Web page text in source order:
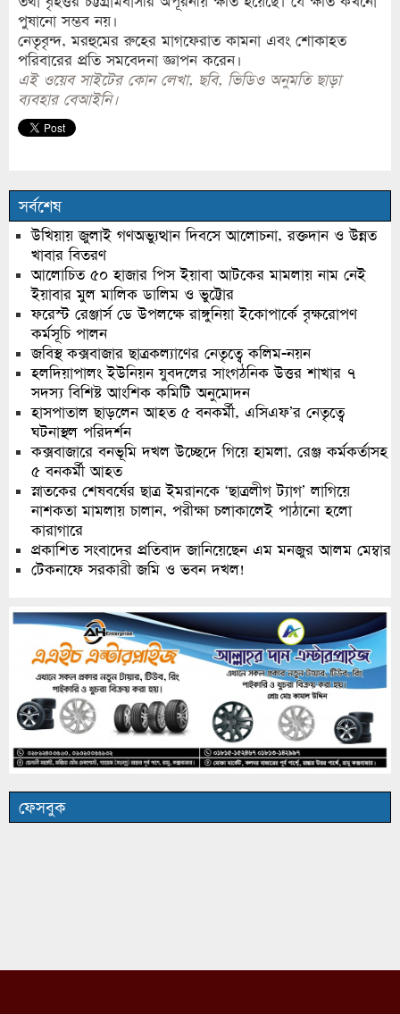
পুষানো সম্ভব নয়।
নেতৃবৃন্দ, মরহুমের রুহের মাগফেরাত কামনা এবং শোকাহত
পরিবারের প্রতি সমবেদনা জ্ঞাপন করেন।
এই ওয়েব সাইটের কোন লেখা, ছবি, ভিডিও অনুমতি ছাড়া
ব্যবহার বেআইনি।
সর্বশেষ
উখিয়ায় জুলাই গণঅভ্যুত্থান দিবসে আলোচনা, রক্তদান ও উন্নত
খাবার বিতরণ
আলোচিত ৫০ হাজার পিস ইয়াবা আটকের মামলায় নাম নেই
ইয়াবার মুল মালিক ডালিম ও ভুট্টোর
ফরেস্ট রেঞ্জার্স ডে উপলক্ষে রাঙ্গুনিয়া ইকোপার্কে বৃক্ষরোপণ
কর্মসূচি পালন
জবিস্থ কক্সবাজার ছাত্রকল্যাণের নেতৃত্বে কলিম-নয়ন
হলদিয়াপালং ইউনিয়ন যুবদলের সাংগঠনিক উত্তর শাখার ৭
সদস্য বিশিষ্ট আংশিক কমিটি অনুমোদন
হাসপাতাল ছাড়লেন আহত ৫ বনকর্মী, এসিএফ’র নেতৃত্বে
ঘটনাস্থল পরিদর্শন
কক্সবাজারে বনভূমি দখল উচ্ছেদে গিয়ে হামলা, রেঞ্জ কর্মকর্তাসহ
৫ বনকর্মী আহত
স্নাতকের শেষবর্ষের ছাত্র ইমরানকে ‘ছাত্রলীগ ট্যাগ’ লাগিয়ে
নাশকতা মামলায় চালান, পরীক্ষা চলাকালেই পাঠানো হলো
কারাগারে
প্রকাশিত সংবাদের প্রতিবাদ জানিয়েছেন এম মনজুর আলম মেম্বার
টেকনাফে সরকারী জমি ও ভবন দখল!
ফেসবুক